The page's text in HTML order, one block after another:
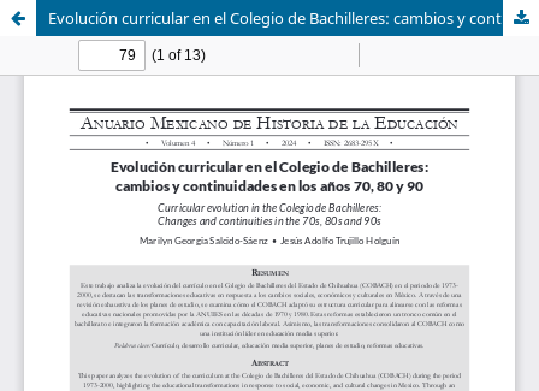
Evolución curricular en el Colegio de Bachilleres: cambios y continuidades en los años 70, 80 y 90